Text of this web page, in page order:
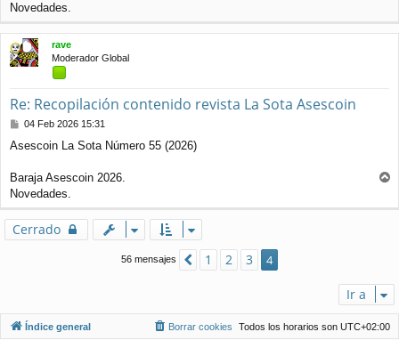
Novedades.
i
rave
Moderador Global
Re: Recopilación contenido revista La Sota Asescoin
M
n
a
j
04 Feb 2026 15:31
Asescoin La Sota Número 55 (2026)
Baraja Asescoin 2026.
Novedades.
r
Cerrado
56 mensajes Anterior
1 2 3 4
Ir a
Índice general Todos los horarios son UTC+02:00
Borrar cookies